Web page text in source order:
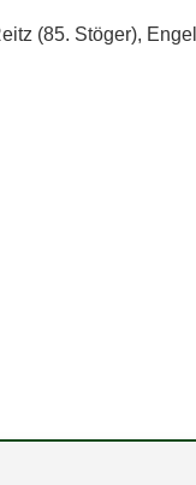
(85. Stöger),